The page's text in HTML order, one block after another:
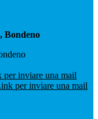
Bondeno
per inviare una mail
per inviare una mail